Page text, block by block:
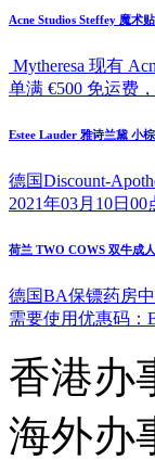
Acne Studios Steffey 魔术
Mytheresa 现有
单满 €500 免运费
Estee Lauder 雅诗兰黛 小
德国Discount-
2021年03月10日
荷兰 TWO COWS 双牛成
德国BA保镖药房
需要使用优惠码：
香港办
海外办